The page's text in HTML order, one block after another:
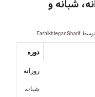
شبانه و
توسط FarhikhteganSharif
دوره
روزانه
شبانه